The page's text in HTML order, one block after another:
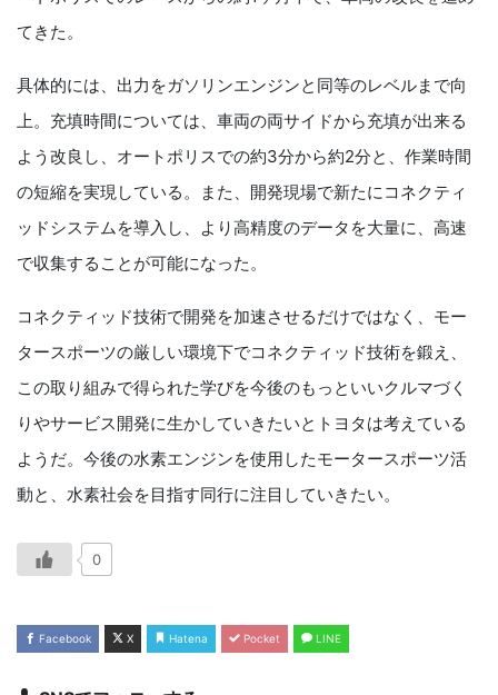
てきた。
具体的には、出力をガソリンエンジンと同等のレベルまで向
上。充填時間については、車両の両サイドから充填が出来る
よう改良し、オートポリスでの約3分から約2分と、作業時間
の短縮を実現している。また、開発現場で新たにコネクティ
ッドシステムを導入し、より高精度のデータを大量に、高速
で収集することが可能になった。
コネクティッド技術で開発を加速させるだけではなく、モー
タースポーツの厳しい環境下でコネクティッド技術を鍛え、
この取り組みで得られた学びを今後のもっといいクルマづく
りやサービス開発に生かしていきたいとトヨタは考えている
ようだ。今後の水素エンジンを使用したモータースポーツ活
動と、水素社会を目指す同行に注目していきたい。
0
Facebook X Hatena Pocket LINE